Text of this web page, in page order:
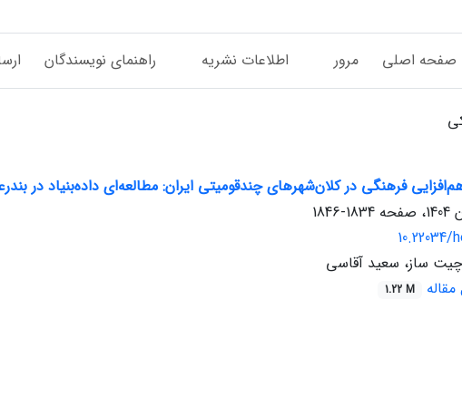
صفحه اصلی مرور اطلاعات نشریه راهنمای نویسندگان
فرهنگی در کلان‌شهرهای چندقومیتی ایران: مطالعه‌ای داده‌بنیاد در
1834-1846
10.22034/
ساز، سعید آقاسی
1.22 M